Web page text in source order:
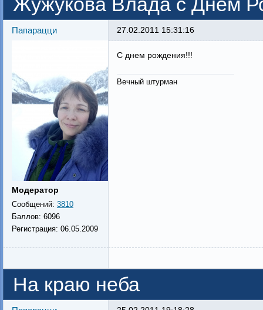
Папарацци
Модератор
Сообщений: 3810
Баллов: 6096
Регистрация: 06.05.2009
27.02.2011 15:31:16
С днем рождения!!!
Вечный штурман
На краю неба